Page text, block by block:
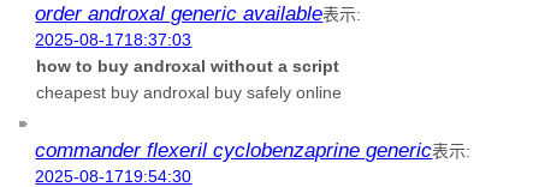
order androxal generic available表示:
2025-08-1718:37:03
how to buy androxal without a script
cheapest buy androxal buy safely online
commander flexeril cyclobenzaprine generic表示:
2025-08-1719:54:30